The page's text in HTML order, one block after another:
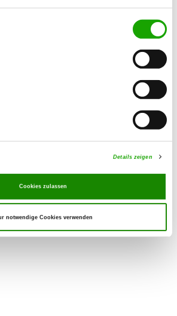
Details zeigen
Cookies zulassen
notwendige Cookies verwenden